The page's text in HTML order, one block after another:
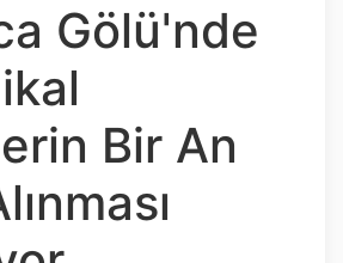
Gölü'nde
Bir An